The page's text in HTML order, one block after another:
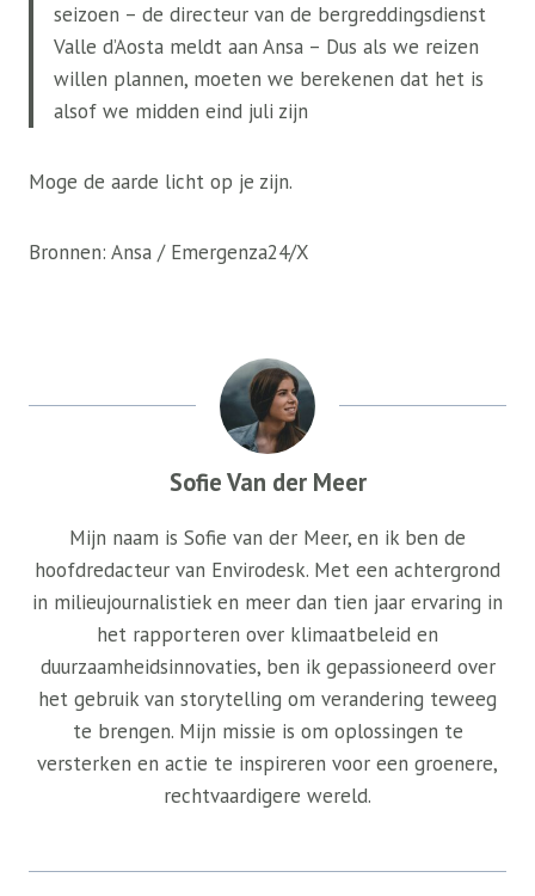
seizoen – de directeur van de bergreddingsdienst
Valle d’Aosta meldt aan Ansa – Dus als we reizen
willen plannen, moeten we berekenen dat het is
alsof we midden eind juli zijn
Moge de aarde licht op je zijn.
Bronnen: Ansa / Emergenza24/X
Sofie Van der Meer
Mijn naam is Sofie van der Meer, en ik ben de
hoofdredacteur van Envirodesk. Met een achtergrond
in milieujournalistiek en meer dan tien jaar ervaring in
het rapporteren over klimaatbeleid en
duurzaamheidsinnovaties, ben ik gepassioneerd over
het gebruik van storytelling om verandering teweeg
te brengen. Mijn missie is om oplossingen te
versterken en actie te inspireren voor een groenere,
rechtvaardigere wereld.